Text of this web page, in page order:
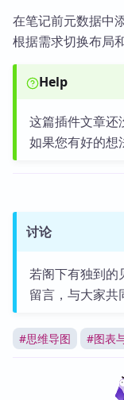
在笔记前元数据中
根据需求切换布局
Help
这篇插件文章还
如果您有好的想
讨论
若阁下有独到的
留言，与大家共
#思维导图 #图表